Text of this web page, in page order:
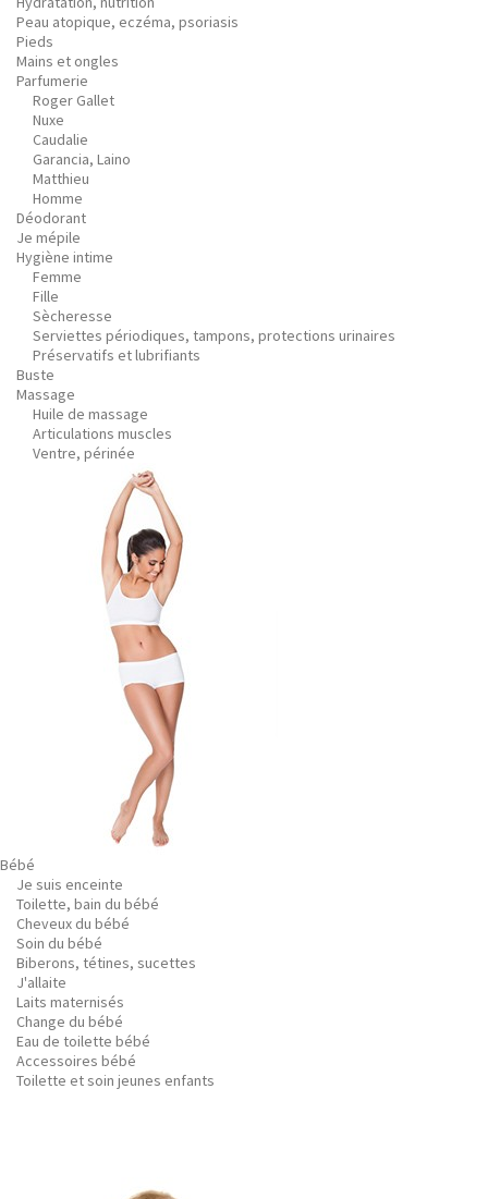
Peau atopique, eczéma, psoriasis
Pieds
Mains et ongles
Parfumerie
Roger Gallet
Nuxe
Caudalie
Garancia, Laino
Matthieu
Homme
Déodorant
Je mépile
Hygiène intime
Femme
Fille
Sècheresse
Serviettes périodiques, tampons, protections urinaires
Préservatifs et lubrifiants
Buste
Massage
Huile de massage
Articulations muscles
Ventre, périnée
Bébé
Je suis enceinte
Toilette, bain du bébé
Cheveux du bébé
Soin du bébé
Biberons, tétines, sucettes
J'allaite
Laits maternisés
Change du bébé
Eau de toilette bébé
Accessoires bébé
Toilette et soin jeunes enfants